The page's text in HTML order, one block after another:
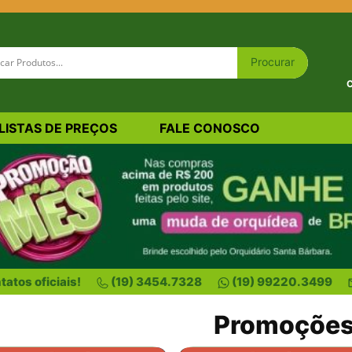
LISTAS DE PREÇOS FALE CONOSCO
oficiais! (19) 3454.7328 (19) 99220.3499